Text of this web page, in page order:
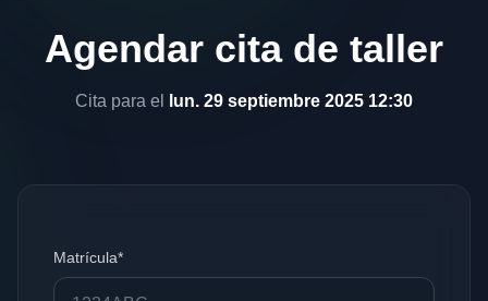
Agendar cita de taller
Cita para el lun. 29 septiembre 2025 12:30
Matrícula*